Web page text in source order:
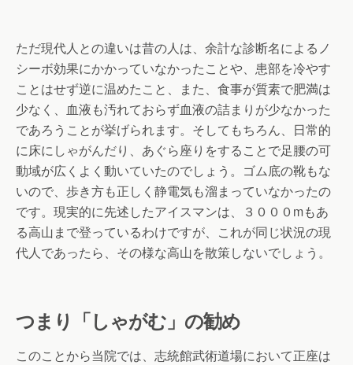
ただ現代人との違いは昔の人は、余計な診断名によるノ
シーボ効果にかかっていなかったことや、患部を冷やす
ことはせず逆に温めたこと、また、食事が質素で肥満は
少なく、血液も汚れておらず血液の詰まりが少なかった
であろうことが挙げられます。そしてもちろん、日常的
に床にしゃがんだり、あぐら座りをすることで足腰の可
動域が広くよく動いていたのでしょう。ゴム底の靴もな
いので、歩き方も正しく静電気も溜まっていなかったの
です。現実的に先述したアイスマンは、３０００mもあ
る高山まで登っているわけですが、これが同じ状況の現
代人であったら、その様な高山を散策しないでしょう。
つまり「しゃがむ」の勧め
このことから当院では、志統館武術道場において正座は